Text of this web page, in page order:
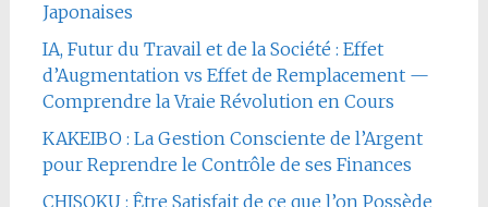
Japonaises
IA, Futur du Travail et de la Société : Effet
d’Augmentation vs Effet de Remplacement —
Comprendre la Vraie Révolution en Cours
KAKEIBO : La Gestion Consciente de l’Argent
pour Reprendre le Contrôle de ses Finances
CHISOKU : Être Satisfait de ce que l’on Possède